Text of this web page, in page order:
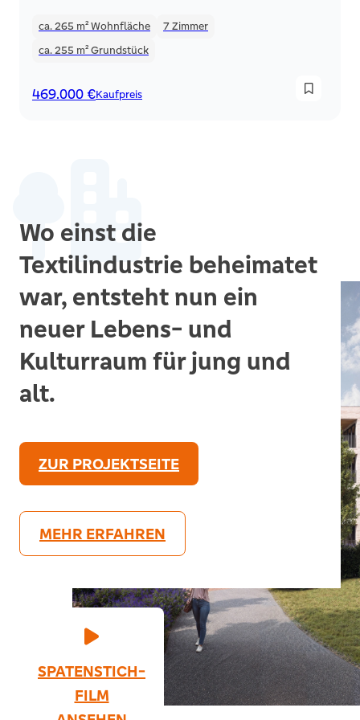
ca. 265 m²Wohnfläche 7Zimmer
ca. 255 m²Grundstück
469.000 €Kaufpreis
Wo einst die
Textilindustrie beheimatet
war, entsteht nun ein
neuer Lebens- und
Kulturraum für jung und
alt.
ZUR PROJEKTSEITE
MEHR ERFAHREN
Sehr geehrte Damen und Herren,
liebe Bauwillige und Interessierte,
das Thema Nachhaltigkeit beschäftigt zunehmend
die Gesellschaft und gewinnt natürlich auch bei
den am Bau beteiligten Akteuren an Bedeutung.
Immobilien spielen eine wichtige Rolle in Bezug
SPATENSTICH-
FILM